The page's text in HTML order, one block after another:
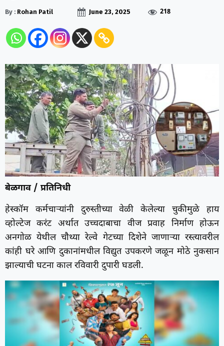
By : Rohan Patil June 23, 2025 218
बेळगाव / प्रतिनिधी
हेस्कॉम कर्मचाऱ्यांनी दुरुस्तीच्या वेळी केलेल्या चुकीमुळे हाय
व्होल्टेज करंट अर्थात उच्चदाबाचा वीज प्रवाह निर्माण होऊन
अनगोळ येथील चौथ्या रेल्वे गेटच्या दिशेने जाणाऱ्या रस्त्यावरील
कांही घरे आणि दुकानांमधील विद्युत उपकरणे जळून मोठे नुकसान
झाल्याची घटना काल रविवारी दुपारी घडली.